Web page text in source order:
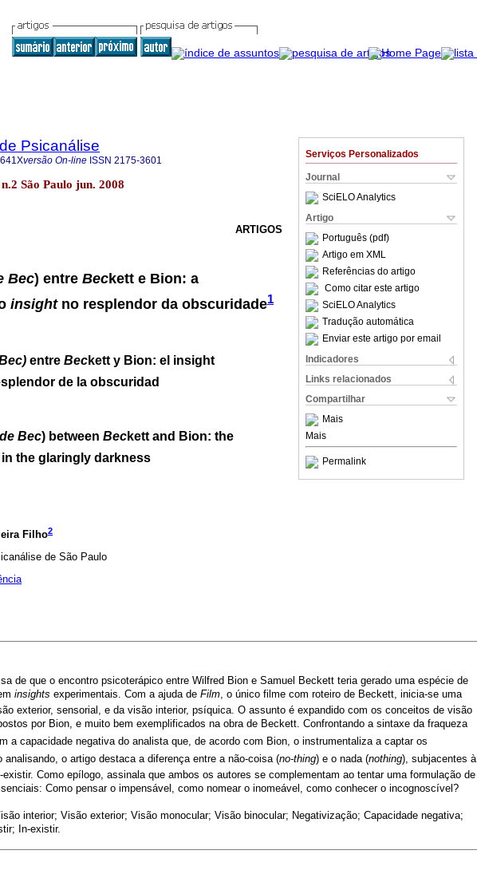
Serviços Personalizados
Journal
SciELO Analytics
Artigo
Português (pdf)
Artigo em XML
Referências do artigo
Como citar este artigo
SciELO Analytics
Tradução automática
Enviar este artigo por email
Indicadores
Links relacionados
Compartilhar
Mais
Mais
Permalink
Psicanálise
versão On-line ISSN 2175-3601
São Paulo jun. 2008
ARTIGOS
Bec) entre Beckett e Bion: a
insightno resplendor da obscuridade1
entre Beckett y Bion: el insight
de la obscuridad
Bec) between Beckett and Bion: the
in the glaringly darkness
Filho2
de São Paulo
de que o encontro psicoterápico entre Wilfred Bion e Samuel Beckett teria gerado uma espécie de
 insights experimentais. Com a ajuda de Film, o único filme com roteiro de Beckett, inicia-se uma
exterior, sensorial, e da visão interior, psíquica. O assunto é expandido com os conceitos de visão
por Bion, e muito bem exemplificados na obra de Beckett. Confrontando a sintaxe da fraqueza
a capacidade negativa do analista que, de acordo com Bion, o instrumentaliza a captar os
analisando, o artigo destaca a diferença entre a não-coisa (no-thing) e o nada (nothing), subjacentes à
Como epílogo, assinala que ambos os autores se complementam ao tentar uma formulação de
Como pensar o impensável, como nomear o inomeável, como conhecer o incognoscível?
interior; Visão exterior; Visão monocular; Visão binocular; Negativização; Capacidade negativa;
In-existir.